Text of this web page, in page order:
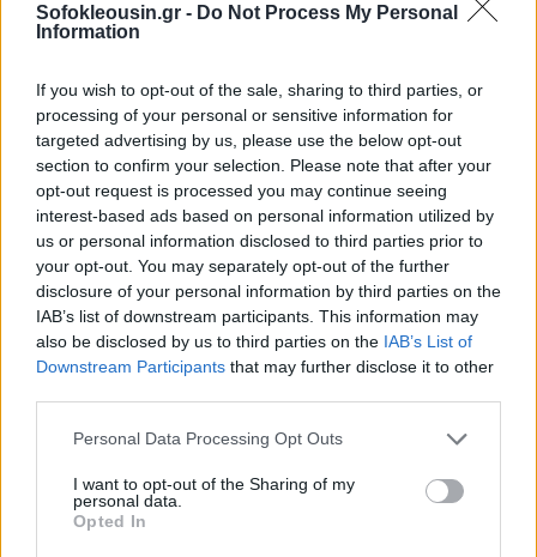
Sofokleousin.gr - Do Not Process My Personal
Information
If you wish to opt-out of the sale, sharing to third parties, or
processing of your personal or sensitive information for
targeted advertising by us, please use the below opt-out
section to confirm your selection. Please note that after your
opt-out request is processed you may continue seeing
interest-based ads based on personal information utilized by
us or personal information disclosed to third parties prior to
your opt-out. You may separately opt-out of the further
disclosure of your personal information by third parties on the
IAB’s list of downstream participants. This information may
also be disclosed by us to third parties on the IAB’s List of
Downstream Participants that may further disclose it to other
Personal Data Processing Opt Outs
I want to opt-out of the Sharing of my
personal data.
Opted In
αισθητήεπιδείνωση της οικονομικής του
επήλθε μικρή βελτίωση, όταν οι αντίστοιχοι
δείκτες σε ΕΕ και Ευρωζώνη διαμορφώθηκαν στις
-12,3 και -12,6 μονάδες αντίστοιχα.
Το 75% των καταναλωτών προέβλεψε ελαφρά ή
αισθητήεπιδείνωση της οικονομικής
κατάστασης της χώρας, έναντι 15% (από 19%)
το οποίο αναμένει σταθερότητα.
Η πρόθεση των καταναλωτών γιασημαντικές
αγορέςτους προσεχείς 12 μήνες (επίπλων,
ηλεκτρικών συσκευών κ.λπ.) εξασθένισε με τον
σχετικό δείκτη να διαμορφώνεται στις -49,8 (από
-48,7) μονάδες.
Το 58% (από 57%) των καταναλωτών προέβλεψε